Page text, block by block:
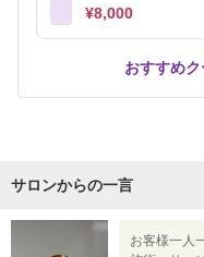
¥8,000
おすすめ
サロンからの一言
お客様一人